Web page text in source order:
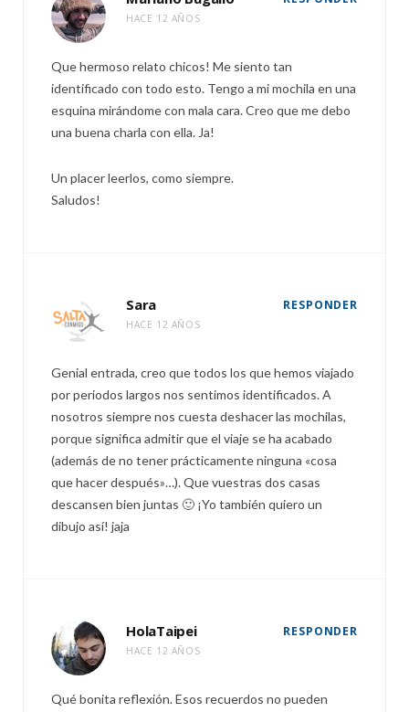
HACE 12 AÑOS
Que hermoso relato chicos! Me siento tan
identificado con todo esto. Tengo a mi mochila en una
esquina mirándome con mala cara. Creo que me debo
una buena charla con ella. Ja!
Un placer leerlos, como siempre.
Saludos!
Sara
HACE 12 AÑOS
RESPONDER
Genial entrada, creo que todos los que hemos viajado
por periodos largos nos sentimos identificados. A
nosotros siempre nos cuesta deshacer las mochilas,
porque significa admitir que el viaje se ha acabado
(además de no tener prácticamente ninguna «cosa
que hacer después»…). Que vuestras dos casas
descansen bien juntas 🙂 ¡Yo también quiero un
dibujo así! jaja
HolaTaipei
HACE 12 AÑOS
RESPONDER
Qué bonita reflexión. Esos recuerdos no pueden